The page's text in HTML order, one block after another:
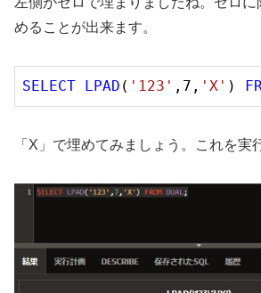
めることが出来ます。
SELECT LPAD ( '123' , 7 , 'X' )
「X」で埋めてみましょう。これを実